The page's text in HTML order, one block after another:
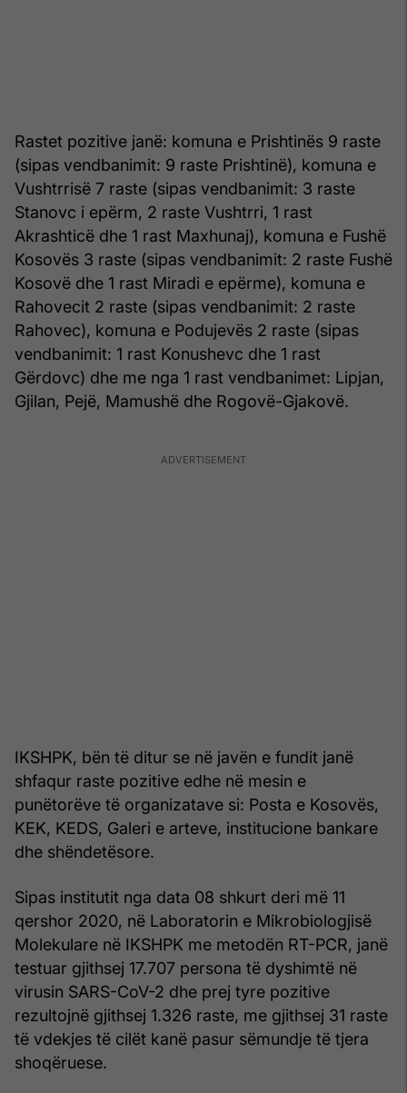
Rastet pozitive janë: komuna e Prishtinës 9 raste
(sipas vendbanimit: 9 raste Prishtinë), komuna e
Vushtrrisë 7 raste (sipas vendbanimit: 3 raste
Stanovc i epërm, 2 raste Vushtrri, 1 rast
Akrashticë dhe 1 rast Maxhunaj), komuna e Fushë
Kosovës 3 raste (sipas vendbanimit: 2 raste Fushë
Kosovë dhe 1 rast Miradi e epërme), komuna e
Rahovecit 2 raste (sipas vendbanimit: 2 raste
Rahovec), komuna e Podujevës 2 raste (sipas
vendbanimit: 1 rast Konushevc dhe 1 rast
Gërdovc) dhe me nga 1 rast vendbanimet: Lipjan,
Gjilan, Pejë, Mamushë dhe Rogovë-Gjakovë.
IKSHPK, bën të ditur se në javën e fundit janë
shfaqur raste pozitive edhe në mesin e
punëtorëve të organizatave si: Posta e Kosovës,
KEK, KEDS, Galeri e arteve, institucione bankare
dhe shëndetësore.
Sipas institutit nga data 08 shkurt deri më 11
qershor 2020, në Laboratorin e Mikrobiologjisë
Molekulare në IKSHPK me metodën RT-PCR, janë
testuar gjithsej 17.707 persona të dyshimtë në
virusin SARS-CoV-2 dhe prej tyre pozitive
rezultojnë gjithsej 1.326 raste, me gjithsej 31 raste
të vdekjes të cilët kanë pasur sëmundje të tjera
shoqëruese.